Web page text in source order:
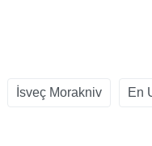
İsveç Morakniv En